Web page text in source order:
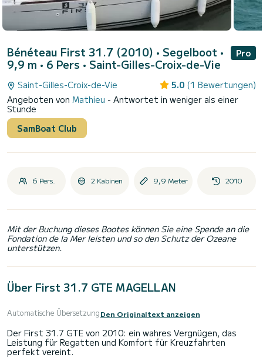
Bénéteau First 31.7 (2010) • Segelboot •
9,9 m • 6 Pers • Saint-Gilles-Croix-de-Vie
Pro
Saint-Gilles-Croix-de-Vie 5.0 (1 Bewertungen)
Angeboten von Mathieu - Antwortet in weniger als einer
Stunde
SamBoat Club
6 Pers. 2 Kabinen 9,9 Meter 2010
Mit der Buchung dieses Bootes können Sie eine Spende an die
Fondation de la Mer leisten und so den Schutz der Ozeane
unterstützen.
Über First 31.7 GTE MAGELLAN
Automatische ÜbersetzungDen Originaltext anzeigen
Der First 31.7 GTE von 2010: ein wahres Vergnügen, das
Leistung für Regatten und Komfort für Kreuzfahrten
perfekt vereint.